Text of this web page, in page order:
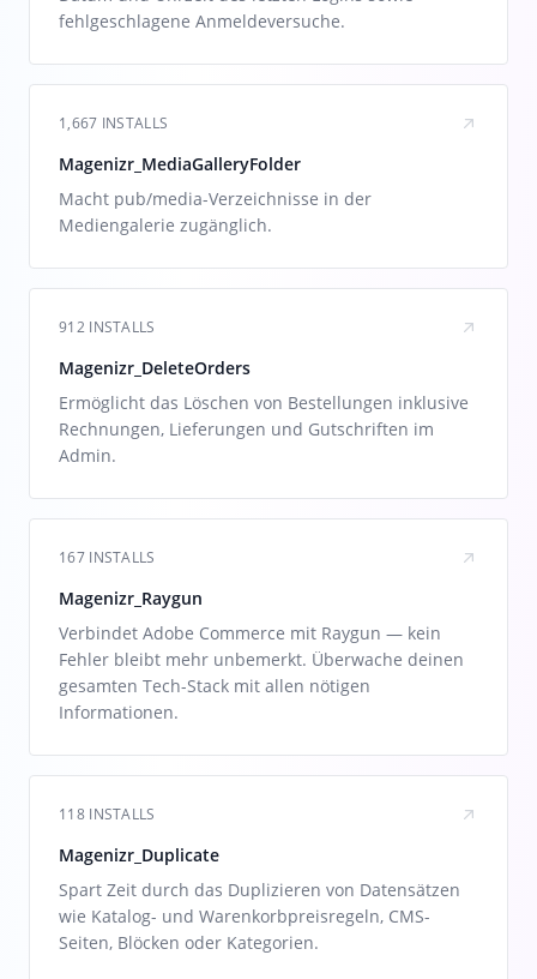
fehlgeschlagene Anmeldeversuche.
1,667 INSTALLS
Magenizr_MediaGalleryFolder
Macht pub/media-Verzeichnisse in der
Mediengalerie zugänglich.
912 INSTALLS
Magenizr_DeleteOrders
Ermöglicht das Löschen von Bestellungen inklusive
Rechnungen, Lieferungen und Gutschriften im
Admin.
167 INSTALLS
Magenizr_Raygun
Verbindet Adobe Commerce mit Raygun — kein
Fehler bleibt mehr unbemerkt. Überwache deinen
gesamten Tech-Stack mit allen nötigen
Informationen.
118 INSTALLS
Magenizr_Duplicate
Spart Zeit durch das Duplizieren von Datensätzen
wie Katalog- und Warenkorbpreisregeln, CMS-
Seiten, Blöcken oder Kategorien.